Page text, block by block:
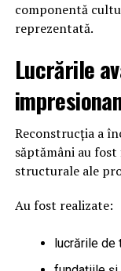
componentă
reprezentată.
Lucrările
Reconstrucția a
săptămâni au
structurale ale
Au fost realizate:
lucrările de